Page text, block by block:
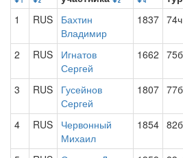
1
RUS
Бахтин
Владимир
1837
2 RUS
Игнатов
Сергей
1662
3 RUS
Гусейнов
Сергей
1807
4 RUS
Червонный
Михаил
1854